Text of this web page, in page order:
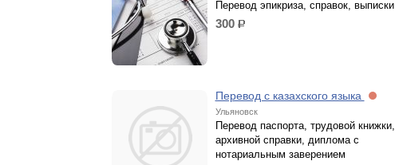
Перевод эпикриза, справок, выписки
300 р.
Перевод с казахского языка
Ульяновск
Перевод паспорта, трудовой книжки,
архивной справки, диплома с
нотариальным заверением